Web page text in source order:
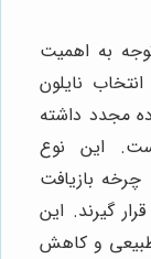
به اهمیت
نایلون
مجدد داشته
این نوع
چرخه بازیافت
گیرند. این
طبیعی و کاهش